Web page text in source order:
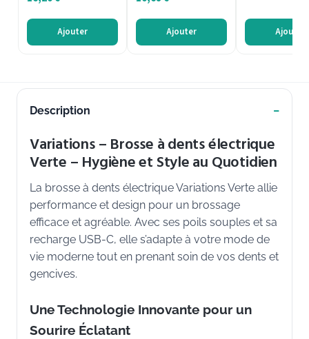
Ajouter Ajouter Ajouter
Description
Variations – Brosse à dents électrique
Verte – Hygiène et Style au Quotidien
La brosse à dents électrique Variations Verte allie
performance et design pour un brossage
efficace et agréable. Avec ses poils souples et sa
recharge USB-C, elle s’adapte à votre mode de
vie moderne tout en prenant soin de vos dents et
gencives.
Une Technologie Innovante pour un
Sourire Éclatant